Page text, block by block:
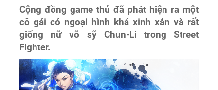
Cộng đồng game thủ đã phát hiện ra một
cô gái có ngoại hình khá xinh xắn và rất
giống nữ võ sỹ Chun-Li trong Street
Fighter.